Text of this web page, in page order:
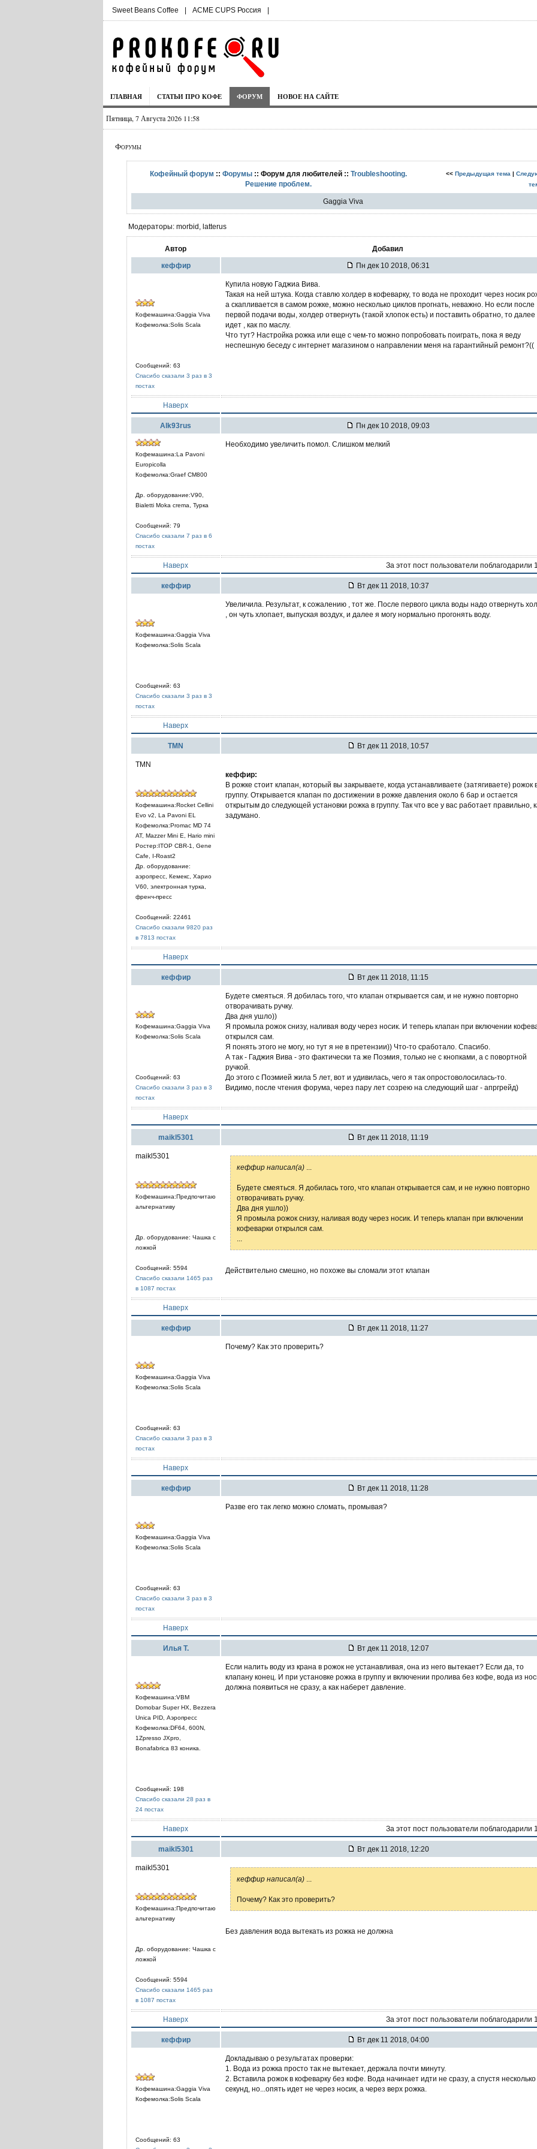
Sweet Beans Coffee | ACME CUPS Россия |
ГЛАВНАЯ СТАТЬИ ПРО КОФЕ ФОРУМ НОВОЕ НА САЙТЕ
Пятница, 7 Августа 2026 11:58
Форумы
Кофейный форум :: Форумы:: Форум для любителей :: Troubleshooting.
Решение проблем.
<< Предыдущая тема |
Gaggia Viva
Модераторы: morbid, latterus
Автор Добавил
кеффир Пн дек 10 2018, 06:31
Кофемашина:Gaggia Viva
Кофемолка:Solis Scala
Сообщений: 63
Спасибо сказали 3 раз в 3
постах
Купила новую Гаджиа Вива.
Такая на ней штука. Когда ставлю холдер в кофеварку, то вода не проходит через носик
а скапливается в самом рожке, можно несколько циклов прогнать, неважно. Но если после
первой подачи воды, холдер отвернуть (такой хлопок есть) и поставить обратно, то далее
идет , как по маслу.
Что тут? Настройка рожка или еще с чем-то можно попробовать поиграть, пока я веду
неспешную беседу с интернет магазином о направлении меня на гарантийный ремонт?((
Наверх
Alk93rus Пн дек 10 2018, 09:03
Кофемашина:La Pavoni
Europicolla
Кофемолка:Graef CM800
Др. оборудование:V90,
Bialetti Moka crema, Турка
Сообщений: 79
Спасибо сказали 7 раз в 6
постах
Необходимо увеличить помол. Слишком мелкий
Наверх За этот пост пользователи поблагодарили
кеффир Вт дек 11 2018, 10:37
Кофемашина:Gaggia Viva
Кофемолка:Solis Scala
Сообщений: 63
Спасибо сказали 3 раз в 3
постах
Увеличила. Результат, к сожалению , тот же. После первого цикла воды надо отвернуть
, он чуть хлопает, выпуская воздух, и далее я могу нормально прогонять воду.
Наверх
TMN Вт дек 11 2018, 10:57
TMN
Кофемашина:Rocket Cellini
Evo v2, La Pavoni EL
Кофемолка:Promac MD 74
AT, Mazzer Mini E, Hario mini
Ростер:ITOP CBR-1, Gene
Cafe, I-Roast2
Др. оборудование:
аэропресс, Кемекс, Харио
V60, электронная турка,
френч-пресс
Сообщений: 22461
Спасибо сказали 9820 раз
в 7813 постах
кеффир:
В рожке стоит клапан, который вы закрываете, когда устанавливаете (затягиваете) рожок
группу. Открывается клапан по достижении в рожке давления около 6 бар и остается
открытым до следующей установки рожка в группу. Так что все у вас работает правильно,
задумано.
Наверх
кеффир Вт дек 11 2018, 11:15
Кофемашина:Gaggia Viva
Кофемолка:Solis Scala
Сообщений: 63
Спасибо сказали 3 раз в 3
постах
Будете смеяться. Я добилась того, что клапан открывается сам, и не нужно повторно
отворачивать ручку.
Два дня ушло))
Я промыла рожок снизу, наливая воду через носик. И теперь клапан при включении
открылся сам.
Я понять этого не могу, но тут я не в претензии)) Что-то сработало. Спасибо.
А так - Гаджия Вива - это фактически та же Поэмия, только не с кнопками, а с повортной
ручкой.
До этого с Поэмией жила 5 лет, вот и удивилась, чего я так опростоволосилась-то.
Видимо, после чтения форума, через пару лет созрею на следующий шаг - апргрейд)
Наверх
maikl5301 Вт дек 11 2018, 11:19
maikl5301
Кофемашина:Предпочитаю
альтернативу
Др. оборудование: Чашка с
ложкой
Сообщений: 5594
Спасибо сказали 1465 раз
в 1087 постах
кеффир написал(а)
Будете смеяться. Я добилась того, что клапан открывается сам, и не нужно повторно
отворачивать ручку.
Два дня ушло))
Я промыла рожок снизу, наливая воду через носик. И теперь клапан при включении
кофеварки открылся сам.
Действительно смешно, но похоже вы сломали этот клапан
Наверх
кеффир Вт дек 11 2018, 11:27
Кофемашина:Gaggia Viva
Кофемолка:Solis Scala
Сообщений: 63
Спасибо сказали 3 раз в 3
постах
Почему? Как это проверить?
Наверх
кеффир Вт дек 11 2018, 11:28
Кофемашина:Gaggia Viva
Кофемолка:Solis Scala
Сообщений: 63
Спасибо сказали 3 раз в 3
постах
Разве его так легко можно сломать, промывая?
Наверх
Илья Т. Вт дек 11 2018, 12:07
Кофемашина:VBM
Domobar Super HX, Bezzera
Unica PID, Аэропресс
Кофемолка:DF64, 600N,
1Zpresso JXpro,
Bonafabrica 83 коника.
Сообщений: 198
Спасибо сказали 28 раз в
24 постах
Если налить воду из крана в рожок не устанавливая, она из него вытекает? Если да, то
клапану конец. И при установке рожка в группу и включении пролива без кофе, вода из
должна появиться не сразу, а как наберет давление.
Наверх За этот пост пользователи поблагодарили
maikl5301 Вт дек 11 2018, 12:20
maikl5301
Кофемашина:Предпочитаю
альтернативу
Др. оборудование: Чашка с
ложкой
Сообщений: 5594
Спасибо сказали 1465 раз
в 1087 постах
кеффир написал(а)
Почему? Как это проверить?
Без давления вода вытекать из рожка не должна
Наверх За этот пост пользователи поблагодарили
кеффир Вт дек 11 2018, 04:00
Кофемашина:Gaggia Viva
Кофемолка:Solis Scala
Сообщений: 63
Докладываю о результатах проверки:
1. Вода из рожка просто так не вытекает, держала почти минуту.
2. Вставила рожок в кофеварку без кофе. Вода начинает идти не сразу, а спустя несколько
секунд, но...опять идет не через носик, а через верх рожка.